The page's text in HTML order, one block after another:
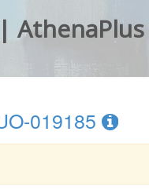
AthenaPlus
019185